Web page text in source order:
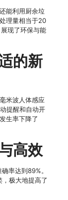
能利用厨余垃
理量相当于20
现了环保与能
的新
米波人体感应
提醒和自动开
生率下降了
高效
率达到89%。
极大地提高了